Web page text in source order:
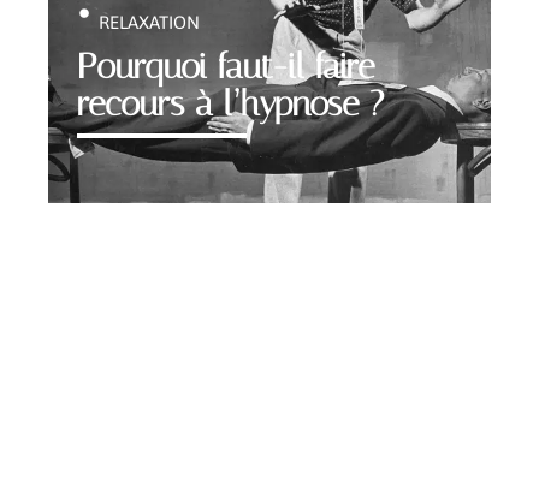
Pourquoi faut-il faire
recours à l’hypnose ?
RELAXATION